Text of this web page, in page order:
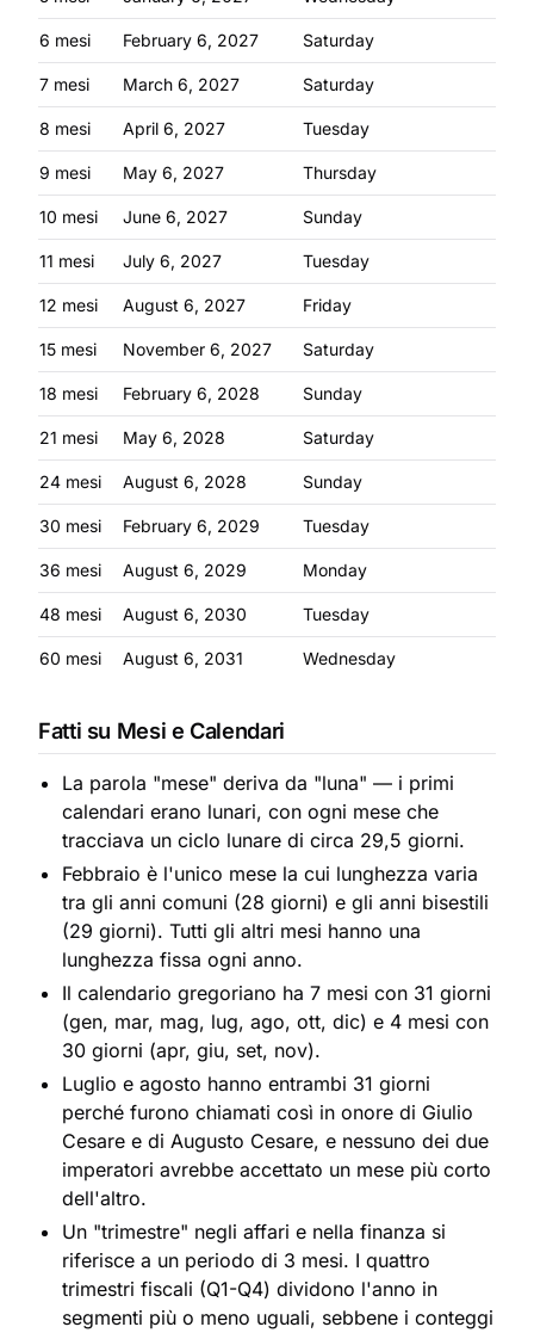
6 mesi February 6, 2027 Saturday
7 mesi March 6, 2027 Saturday
8 mesi April 6, 2027 Tuesday
9 mesi May 6, 2027 Thursday
10 mesi June 6, 2027 Sunday
11 mesi July 6, 2027 Tuesday
12 mesi August 6, 2027 Friday
15 mesi November 6, 2027 Saturday
18 mesi February 6, 2028 Sunday
21 mesi May 6, 2028 Saturday
24 mesi August 6, 2028 Sunday
30 mesi February 6, 2029 Tuesday
36 mesi August 6, 2029 Monday
48 mesi August 6, 2030 Tuesday
60 mesi August 6, 2031 Wednesday
Fatti su Mesi e Calendari
La parola "mese" deriva da "luna" — i primi
calendari erano lunari, con ogni mese che
tracciava un ciclo lunare di circa 29,5 giorni.
Febbraio è l'unico mese la cui lunghezza varia
tra gli anni comuni (28 giorni) e gli anni bisestili
(29 giorni). Tutti gli altri mesi hanno una
lunghezza fissa ogni anno.
Il calendario gregoriano ha 7 mesi con 31 giorni
(gen, mar, mag, lug, ago, ott, dic) e 4 mesi con
30 giorni (apr, giu, set, nov).
Luglio e agosto hanno entrambi 31 giorni
perché furono chiamati così in onore di Giulio
Cesare e di Augusto Cesare, e nessuno dei due
imperatori avrebbe accettato un mese più corto
dell'altro.
Un "trimestre" negli affari e nella finanza si
riferisce a un periodo di 3 mesi. I quattro
trimestri fiscali (Q1-Q4) dividono l'anno in
segmenti più o meno uguali, sebbene i conteggi